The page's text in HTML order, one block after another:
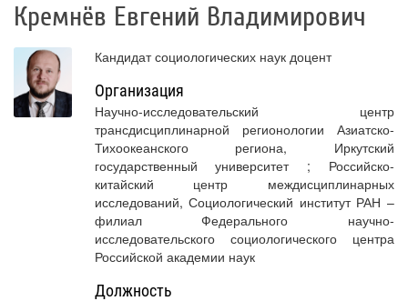
Кремнёв Евгений Владимирович
Кандидат социологических наук доцент
Организация
Научно-исследовательский центр
трансдисциплинарной регионологии Азиатско-
Тихоокеанского региона, Иркутский
государственный университет ; Российско-
китайский центр междисциплинарных
исследований, Социологический институт РАН –
филиал Федерального научно-
исследовательского социологического центра
Российской академии наук
Должность